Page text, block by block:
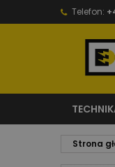
Telefon:
Strona